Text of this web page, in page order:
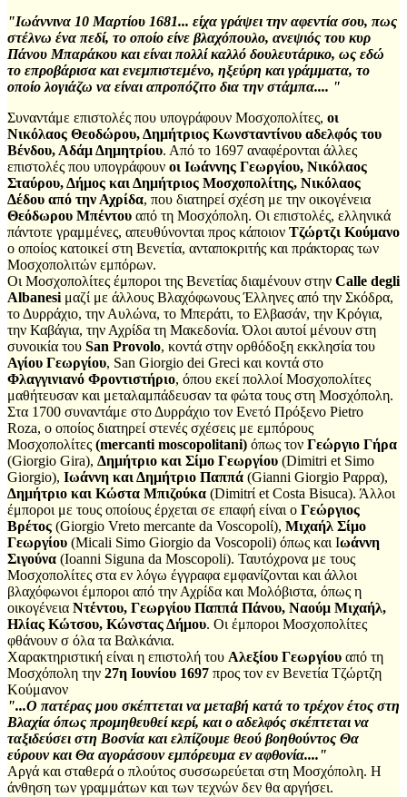
"Ιωάννινα 10 Μαρτίου 1681... είχα γράψει την αφεντία σου, πως
στέλνω ένα πεδί, το οποίο είνε βλαχόπουλο, ανεψιός του κυρ
Πάνου Μπαράκου και είναι πολλί καλλό δουλευτάρικο, ως εδώ
το επροβάρισα και ενεμπιστεμένο, ηξεύρη και γράμματα, το
οποίο λογιάζω να είναι απροπόζιτο δια την στάμπα.... "
Συναντάμε επιστολές που υπογράφουν Μοσχοπολίτες, οι
Νικόλαος Θεοδώρου, Δημήτριος Κωνσταντίνου αδελφός του
Βένδου, Αδάμ Δημητρίου. Από το 1697 αναφέρονται άλλες
επιστολές που υπογράφουν οι Ιωάννης Γεωργίου, Νικόλαος
Σταύρου, Δήμος και Δημήτριος Μοσχοπολίτης, Νικόλαος
Δέδου από την Αχρίδα, που διατηρεί σχέση με την οικογένεια
Θεόδωρου Μπέντου από τη Μοσχόπολη. Οι επιστολές, ελληνικά
πάντοτε γραμμένες, απευθύνονται προς κάποιον Τζώρτζι Κούμανο
ο οποίος κατοικεί στη Βενετία, ανταποκριτής και πράκτορας των
Μοσχοπολιτών εμπόρων.
Οι Μοσχοπολίτες έμποροι της Βενετίας διαμένουν στην Calle degli
Albanesi μαζί με άλλους Βλαχόφωνους Έλληνες από την Σκόδρα,
το Δυρράχιο, την Αυλώνα, το Μπεράτι, το Ελβασάν, την Κρόγια,
την Καβάγια, την Αχρίδα τη Μακεδονία. Όλοι αυτοί μένουν στη
συνοικία του San Provolo, κοντά στην ορθόδοξη εκκλησία του
Αγίου Γεωργίου, San Giorgio dei Greci και κοντά στο
Φλαγγινιανό Φροντιστήριο, όπου εκεί πολλοί Μοσχοπολίτες
μαθήτευσαν και μεταλαμπάδευσαν τα φώτα τους στη Μοσχόπολη.
Στα 1700 συναντάμε στο Δυρράχιο τον Ενετό Πρόξενο Pietro
Roza, ο οποίος διατηρεί στενές σχέσεις με εμπόρους
Μοσχοπολίτες (mercanti moscopolitani) όπως τον Γεώργιο Γήρα
(Giorgio Gira), Δημήτριο και Σίμο Γεωργίου (Dimitri et Simo
Giorgio), Ιωάννη και Δημήτριο Παππά (Gianni Giorgio Ραρρα),
Δημήτριο και Κώστα Μπιζούκα (Dimitrί et Costa Bisuca). Άλλοι
έμποροι με τους οποίους έρχεται σε επαφή είναι ο Γεώργιος
Βρέτος (Giorgio Vreto mercante da Voscopolί), Μιχαήλ Σίμο
Γεωργίου (Micali Simo Giorgio da Voscopoli) όπως και Ιωάννη
Σιγούνα (Ioanni Siguna da Moscopoli). Ταυτόχρονα με τους
Μοσχοπολίτες στα εν λόγω έγγραφα εμφανίζονται και άλλοι
βλαχόφωνοι έμποροι από την Αχρίδα και Μολόβιστα, όπως η
οικογένεια Ντέντου, Γεωργίου Παππά Πάνου, Ναούμ Μιχαήλ,
Ηλίας Κώτσου, Κώνστας Δήμου. Οι έμποροι Μοσχοπολίτες
φθάνουν σ όλα τα Βαλκάνια.
Χαρακτηριστική είναι η επιστολή του Αλεξίου Γεωργίου από τη
Μοσχόπολη την 27η Ιουνίου 1697 προς τον εν Βενετία Τζώρτζη
Κούμανον
"...Ο πατέρας μου σκέπτεται να μεταβή κατά το τρέχον έτος στη
Βλαχία όπως προμηθευθεί κερί, και ο αδελφός σκέπτεται να
ταξιδεύσει στη Βοσνία και ελπίζουμε θεού βοηθούντος Θα
εύρουν και Θα αγοράσουν εμπόρευμα εν αφθονία...."
Αργά και σταθερά ο πλούτος συσσωρεύεται στη Μοσχόπολη. Η
άνθηση των γραμμάτων και των τεχνών δεν θα αργήσει.